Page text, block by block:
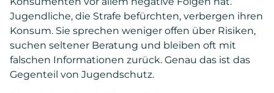
Jugendliche, die Strafe befürchten, verbergen ihren
Konsum. Sie sprechen weniger offen über Risiken,
suchen seltener Beratung und bleiben oft mit
falschen Informationen zurück. Genau das ist das
Gegenteil von Jugendschutz.